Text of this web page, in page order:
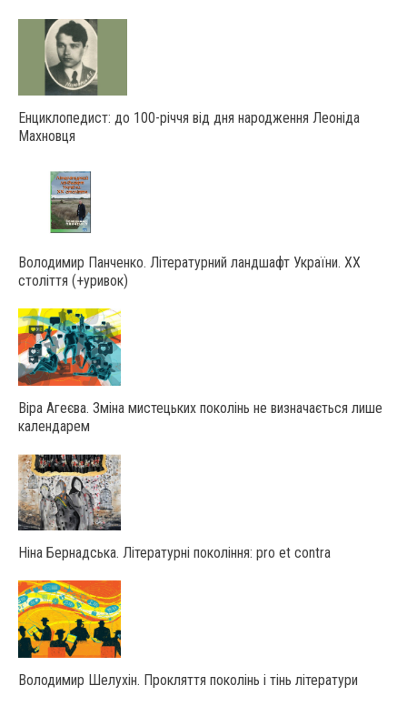
Енциклопедист: до 100-річчя від дня народження Леоніда
Махновця
Володимир Панченко. Літературний ландшафт України. ХХ
століття (+уривок)
Віра Агеєва. Зміна мистецьких поколінь не визначається лише
календарем
Ніна Бернадська. Літературні покоління: pro et contra
Володимир Шелухін. Прокляття поколінь і тінь літератури